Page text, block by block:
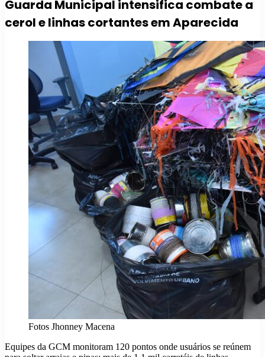
Guarda Municipal intensifica combate a
cerol e linhas cortantes em Aparecida
Fotos Jhonney Macena
Equipes da GCM monitoram 120 pontos onde usuários se reúnem